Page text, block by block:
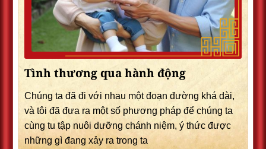
Tình thương qua hành động
Chúng ta đã đi với nhau một đoạn đường khá dài,
và tôi đã đưa ra một số phương pháp để chúng ta
cùng tu tập nuôi dưỡng chánh niệm, ý thức được
những gì đang xảy ra trong ta